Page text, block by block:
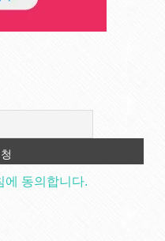
에 동의합니다.